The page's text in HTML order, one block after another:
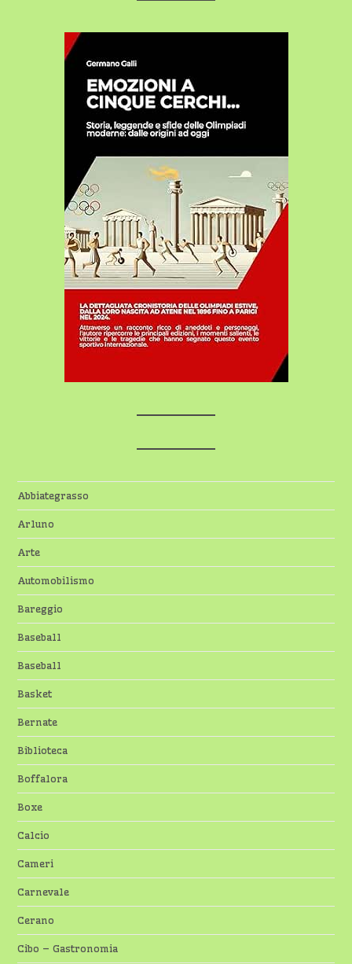
Abbiategrasso
Arluno
Arte
Automobilismo
Bareggio
Baseball
Baseball
Basket
Bernate
Biblioteca
Boffalora
Boxe
Calcio
Cameri
Carnevale
Cerano
Cibo – Gastronomia